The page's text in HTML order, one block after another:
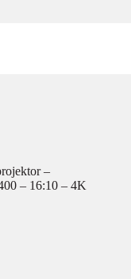
–
– 16:10 – 4K